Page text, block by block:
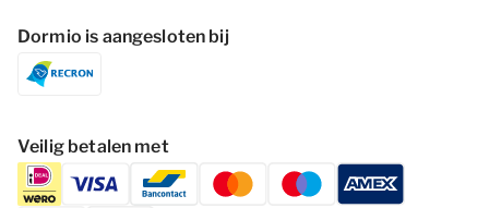
Dormio is aangesloten bij
Veilig betalen met